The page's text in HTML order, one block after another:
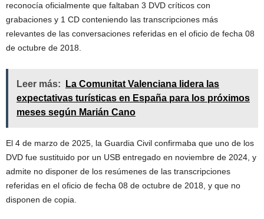
reconocía oficialmente que faltaban 3 DVD críticos con
grabaciones y 1 CD conteniendo las transcripciones más
relevantes de las conversaciones referidas en el oficio de fecha 08
de octubre de 2018.
Leer más:
La Comunitat Valenciana lidera las
expectativas turísticas en España para los próximos
meses según Marián Cano
El 4 de marzo de 2025, la Guardia Civil confirmaba que uno de los
DVD fue sustituido por un USB entregado en noviembre de 2024, y
admite no disponer de los resúmenes de las transcripciones
referidas en el oficio de fecha 08 de octubre de 2018, y que no
disponen de copia.